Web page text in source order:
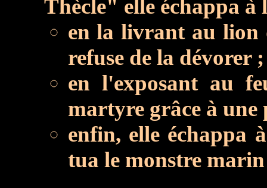
Thècle" elle échappa à
en la livrant au lion
refuse de la dévorer ;
en l'exposant au
martyre grâce à
enfin, elle échappa
tua le monstre